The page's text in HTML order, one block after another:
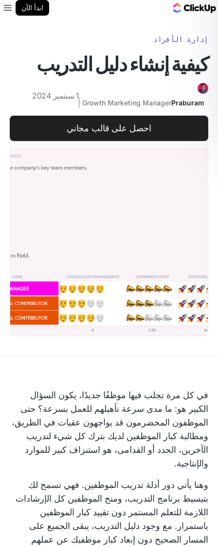
ابدأ الآن
إدارة الأفراد
كيفية إنشاء دليل التدريب
Praburam
Growth Marketing Manager
1 سبتمبر 2024
احصل على قالب مجاني
في كل مرة تجلب فيها موظفًا جديدًا، يكون السؤال
الكبير هو: ما مدى سرعة تأهيلهم للعمل بسرعة؟ حتى
الموظفون المخضرمون قد يواجهون عقبات في الطريق،
ومطالبة كبار الموظفين لديك بترك كل شيء لتدريب
الآخرين، الجدد أو القدامى، هو استنزاف كبير للموارد
والإنتاجية.
وهنا يأتي دور أدلة تدريب الموظفين. فهي تسمح لك
بتبسيط برنامج التدريب، ومنح الموظفين كل الإرشادات
اللازمة للتعلم المستمر دون تقييد كبار الموظفين
باستمرار. مع وجود دليل التدريب، يبقى الجميع على
المسار الصحيح دون إبعاد كبار موظفيك عن عملهم